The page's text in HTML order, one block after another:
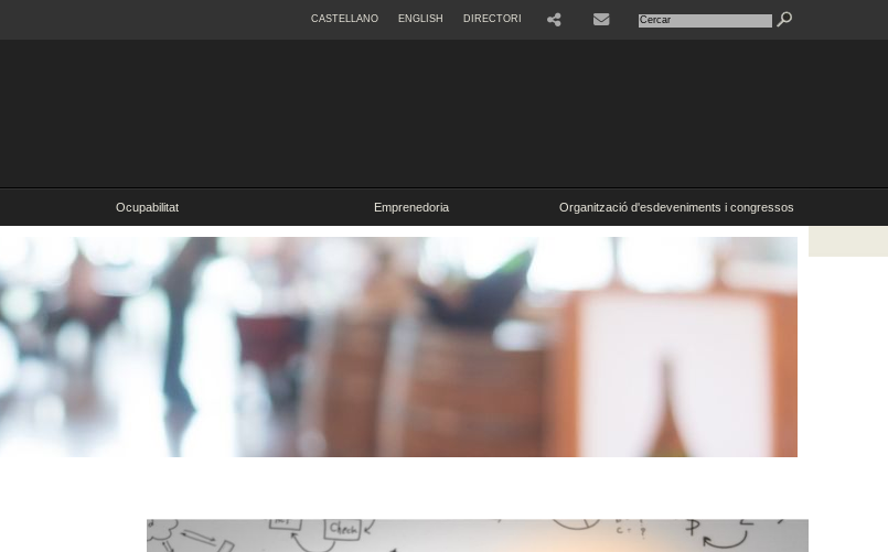
CASTELLANO ENGLISH DIRECTORI
Ocupabilitat Emprenedoria Organització d'esdeveniments i congressos